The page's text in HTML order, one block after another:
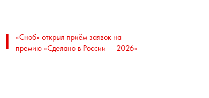
«Сноб» открыл приём заявок на
премию «Сделано в России — 2026»